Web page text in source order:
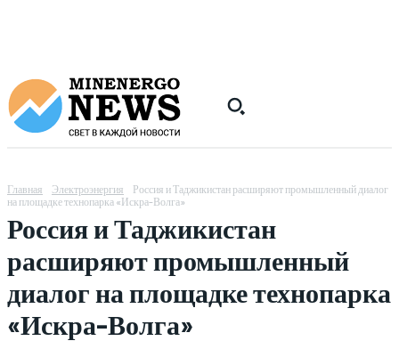
Главная Электроэнергия
Россия и Таджикистан расширяют промышленный диалог
на площадке технопарка «Искра-Волга»
Россия и Таджикистан
расширяют промышленный
диалог на площадке технопарка
«Искра-Волга»